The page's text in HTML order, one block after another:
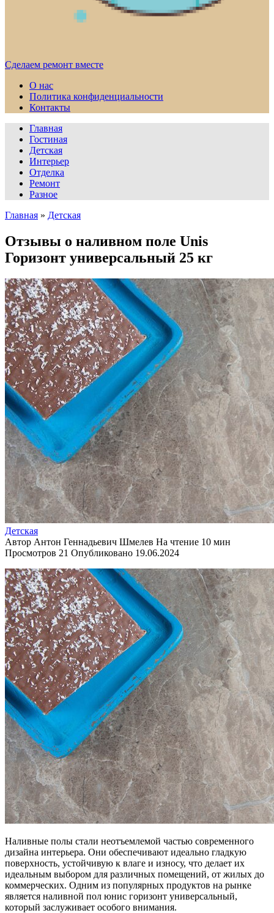
Сделаем ремонт вместе
О нас
Политика конфиденциальности
Контакты
Главная
Гостиная
Детская
Интерьер
Отделка
Ремонт
Разное
Главная » Детская
Отзывы о наливном поле Unis
Горизонт универсальный 25 кг
Детская
Автор Антон Геннадьевич Шмелев На чтение 10 мин
Просмотров 21 Опубликовано 19.06.2024
Наливные полы стали неотъемлемой частью современного
дизайна интерьера. Они обеспечивают идеально гладкую
поверхность, устойчивую к влаге и износу, что делает их
идеальным выбором для различных помещений, от жилых до
коммерческих. Одним из популярных продуктов на рынке
является наливной пол юнис горизонт универсальный,
который заслуживает особого внимания.